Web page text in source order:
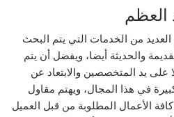
العظم
من الخدمات التي يتم البحث
والحديثة أيضا، ويفضل أن يتم
على يد المتخصصين والابتعاد عن
في هذا المجال، ويهتم مقاول
الأعمال المطلوبة من قبل العميل